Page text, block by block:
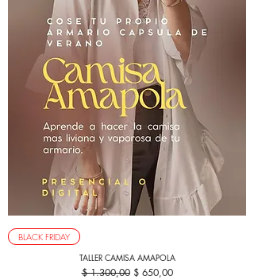
BLACK FRIDAY
TALLER CAMISA AMAPOLA
Precio
$ 1.300,00 Precio de oferta
$ 650,00